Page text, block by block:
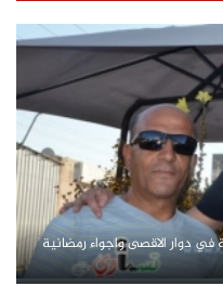
في دوار الاقصى واجواء رمضانية